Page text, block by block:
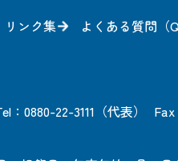
リンク集 よくある質問（
：0880-22-3111（代表）